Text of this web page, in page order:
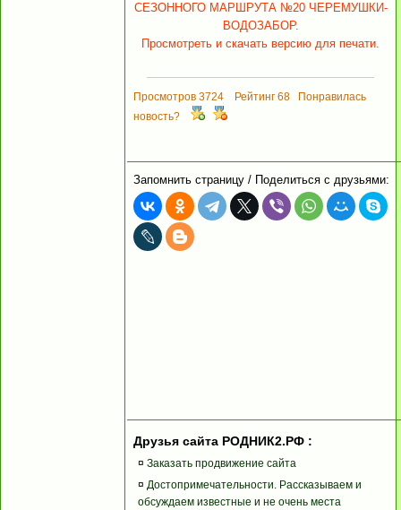
СЕЗОННОГО МАРШРУТА №20 ЧЕРЕМУШКИ-
ВОДОЗАБОР.
Просмотреть и скачать версию для печати.
Просмотров 3724 Рейтинг 68 Понравилась
новость?
Запомнить страницу / Поделиться с друзьями:
Друзья сайта РОДНИК2.РФ :
¤ Заказать продвижение сайта
¤ Достопримечательности. Рассказываем и
обсуждаем известные и не очень места